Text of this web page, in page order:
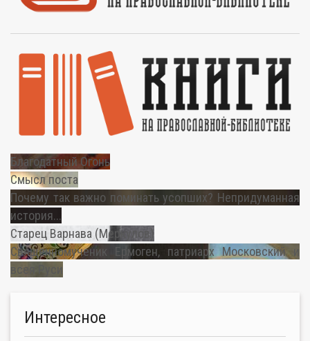
Благодатный Огонь
Смысл поста
Почему так важно поминать усопших? Непридуманная
история...
Старец Варнава (Меркулов)
Священномученик Ермоген, патриарх Московский и
всея Руси
Интересное